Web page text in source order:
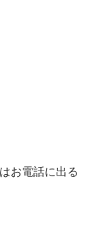
お電話に出る